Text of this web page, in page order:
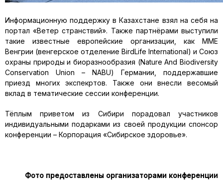
Информационную поддержку в Казахстане взял на себя на
портал «Ветер странствий». Также партнёрами выступили
такие известные европейские организации, как MME
Венгрии (венгерское отделение BirdLife International) и Союз
охраны природы и биоразнообразия (Nature And Biodiversity
Conservation Union – NABU) Германии, поддержавшие
приезд многих экспекртов. Также они внесли весомый
вклад в тематические сессии конференции.
Тёплым приветом из Сибири порадовал участников
индивидуальными подарками из своей продукции спонсор
конференции – Корпорация «Сибирское здоровье».
Фото предоставлены организаторами конференции